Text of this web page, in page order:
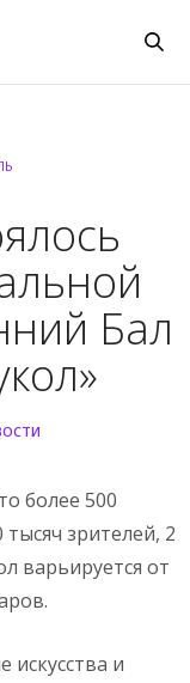
Бал
более 500
зрителей, 2
варьируется от
искусства и